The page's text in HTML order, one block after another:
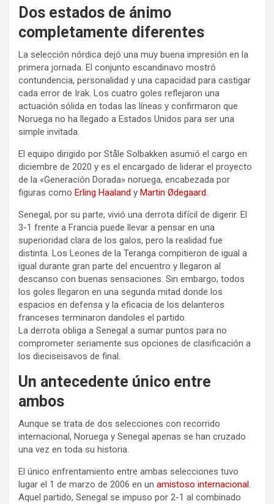
Dos estados de ánimo
completamente diferentes
La selección nórdica dejó una muy buena impresión en la
primera jornada. El conjunto escandinavo mostró
contundencia, personalidad y una capacidad para castigar
cada error de Irak. Los cuatro goles reflejaron una
actuación sólida en todas las líneas y confirmaron que
Noruega no ha llegado a Estados Unidos para ser una
simple invitada.
El equipo dirigido por Ståle Solbakken asumió el cargo en
diciembre de 2020 y es el encargado de liderar el proyecto
de la «Generación Dorada» noruega, encabezada por
figuras como Erling Haaland y Martin Ødegaard.
Senegal, por su parte, vivió una derrota difícil de digerir. El
3-1 frente a Francia puede llevar a pensar en una
superioridad clara de los galos, pero la realidad fue
distinta. Los Leones de la Teranga compitieron de igual a
igual durante gran parte del encuentro y llegaron al
descanso con buenas sensaciones. Sin embargo, todos
los goles llegaron en una segunda mitad donde los
espacios en defensa y la eficacia de los delanteros
franceses terminaron dandoles el partido.
La derrota obliga a Senegal a sumar puntos para no
comprometer seriamente sus opciones de clasificación a
los dieciseisavos de final.
Un antecedente único entre
ambos
Aunque se trata de dos selecciones con recorrido
internacional, Noruega y Senegal apenas se han cruzado
una vez en toda su historia.
El único enfrentamiento entre ambas selecciones tuvo
lugar el 1 de marzo de 2006 en un amistoso internacional.
Aquel partido, Senegal se impuso por 2-1 al combinado